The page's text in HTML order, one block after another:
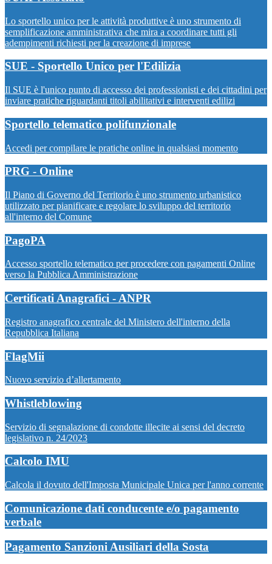
Lo sportello unico per le attività produttive è uno strumento di
semplificazione amministrativa che mira a coordinare tutti gli
adempimenti richiesti per la creazione di imprese
SUE - Sportello Unico per l'Edilizia
Il SUE è l'unico punto di accesso dei professionisti e dei cittadini per
inviare pratiche riguardanti titoli abilitativi e interventi edilizi
Sportello telematico polifunzionale
Accedi per compilare le pratiche online in qualsiasi momento
PRG - Online
Il Piano di Governo del Territorio è uno strumento urbanistico
utilizzato per pianificare e regolare lo sviluppo del territorio
all'interno del Comune
PagoPA
Accesso sportello telematico per procedere con pagamenti Online
verso la Pubblica Amministrazione
Certificati Anagrafici - ANPR
Registro anagrafico centrale del Ministero dell'interno della
Repubblica Italiana
FlagMii
Nuovo servizio d’allertamento
Whistleblowing
Servizio di segnalazione di condotte illecite ai sensi del decreto
legislativo n. 24/2023
Calcolo IMU
Calcola il dovuto dell'Imposta Municipale Unica per l'anno corrente
Comunicazione dati conducente e/o pagamento
verbale
Pagamento Sanzioni Ausiliari della Sosta